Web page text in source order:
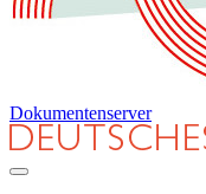
Dokumentenserver